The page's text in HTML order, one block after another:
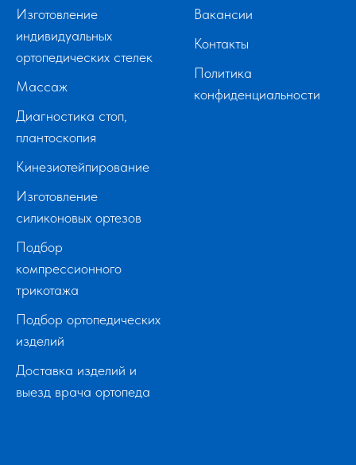
Изготовление
индивидуальных
ортопедических стелек
Массаж
Диагностика стоп,
плантоскопия
Кинезиотейпирование
Изготовление
силиконовых ортезов
Подбор
компрессионного
трикотажа
Подбор ортопедических
изделий
Доставка изделий и
выезд врача ортопеда
Вакансии
Контакты
Политика
конфиденциальности